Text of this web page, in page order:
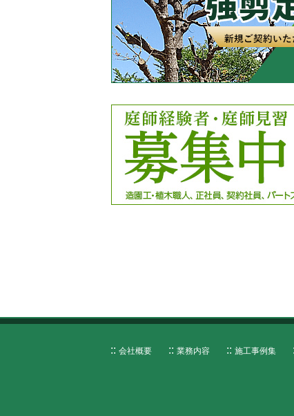
会社概要 業務内容 施工事例集